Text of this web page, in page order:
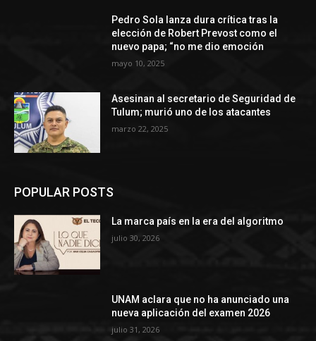
Pedro Sola lanza dura crítica tras la
elección de Robert Prevost como el
nuevo papa; “no me dio emoción
mayo 10, 2025
Asesinan al secretario de Seguridad de
Tulum; murió uno de los atacantes
marzo 22, 2025
POPULAR POSTS
La marca país en la era del algoritmo
julio 30, 2026
UNAM aclara que no ha anunciado una
nueva aplicación del examen 2026
julio 31, 2026